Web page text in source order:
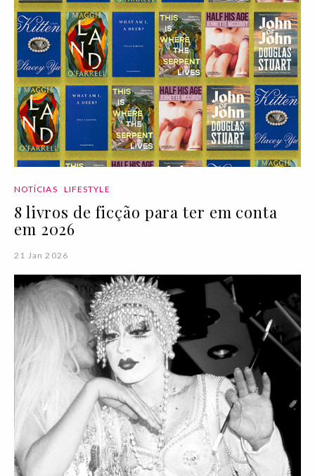
NOTÍCIAS LIFESTYLE
8 livros de ficção para ter em conta
em 2026
21 Jan 2026